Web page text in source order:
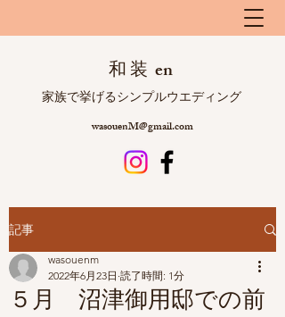
和 装 en
​ 家族で挙げるシンプルウエディング
wasouenM@gmail.com
記事
５月 沼津御用邸での前
wasouenm
2022年6月23日 読了時間: 1分